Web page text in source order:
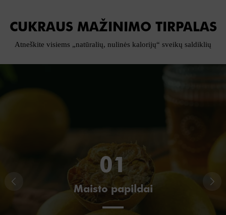
CUKRAUS MAŽINIMO TIRPALAS
Atneškite visiems „natūralių, nulinės kalorijų“ sveikų saldiklių
01
Maisto papildai